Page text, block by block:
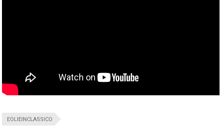
EOLIEINCLASSICO